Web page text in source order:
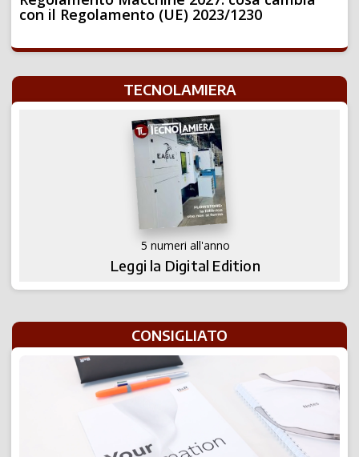
con il Regolamento (UE) 2023/1230
TECNOLAMIERA
5 numeri all'anno
Leggi la Digital Edition
CONSIGLIATO